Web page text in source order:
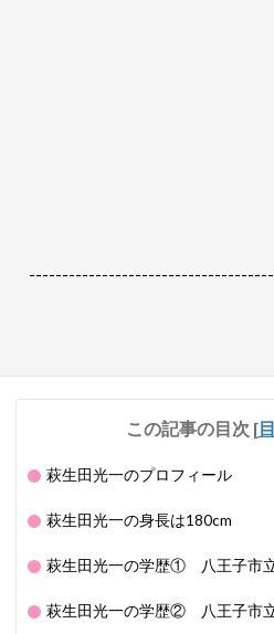
この記事の目次 [
萩生田光一のプロフィール
萩生田光一の身長は180cm
萩生田光一の学歴① 八王子市
萩生田光一の学歴② 八王子市